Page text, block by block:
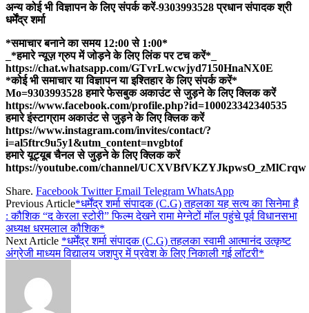
अन्य कोई भी विज्ञापन के लिए संपर्क करें-9303993528 प्रधान संपादक श्री
धर्मेंद्र शर्मा
*समाचार बनाने का समय 12:00 से 1:00*
_*हमारे न्यूज़ ग्रुप में जोड़ने के लिए लिंक पर टच करें*_
https://chat.whatsapp.com/GTvrLwcwjyd7150HnaNX0E
*कोई भी समाचार या विज्ञापन या इश्तिहार के लिए संपर्क करें*
Mo=9303993528 हमारे फेसबुक अकाउंट से जुड़ने के लिए क्लिक करें
https://www.facebook.com/profile.php?id=100023342340535
हमारे इंस्टाग्राम अकाउंट से जुड़ने के लिए क्लिक करें
https://www.instagram.com/invites/contact/?
i=al5ftrc9u5y1&utm_content=nvgbtof
हमारे यूट्यूब चैनल से जुड़ने के लिए क्लिक करें
https://youtube.com/channel/UCXVBfVKZYJkpwsO_zMlCrqw
Share. Facebook Twitter Email Telegram WhatsApp
Previous Article*धर्मेंद्र शर्मा संपादक (C.G) तहलका यह सत्य का सिनेमा है
: कौशिक “द केरला स्टोरी” फिल्म देखने रामा मेग्नेटों मॉल पहुंचे पूर्व विधानसभा
अध्यक्ष धरमलाल कौशिक*
Next Article *धर्मेंद्र शर्मा संपादक (C.G) तहलका स्वामी आत्मानंद उत्कृष्ट
अंग्रेजी माध्यम विद्यालय जशपुर में प्रवेश के लिए निकाली गई लॉटरी*